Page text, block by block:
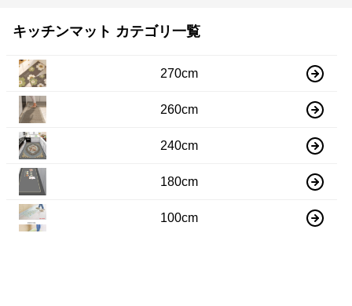
キッチンマット カテゴリ一覧
270cm
260cm
240cm
180cm
100cm